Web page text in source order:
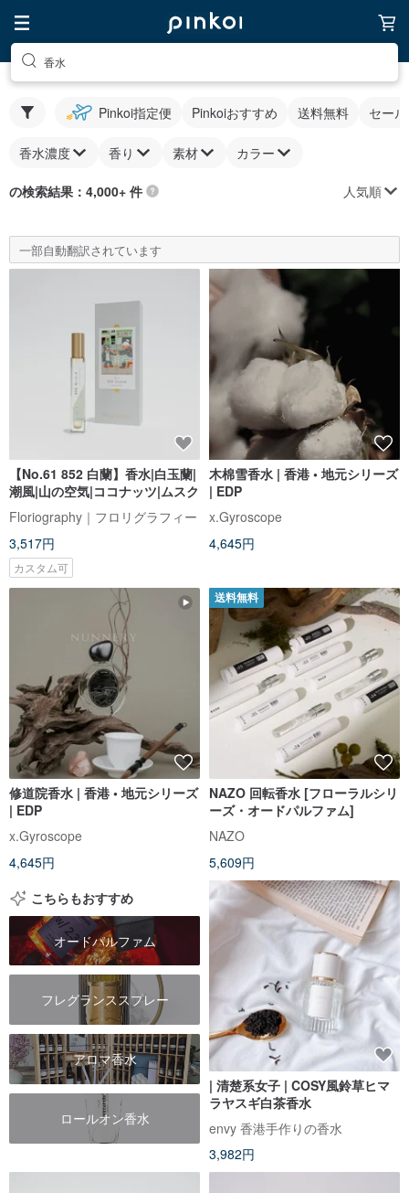
香水
Pinkoi指定便 Pinkoiおすすめ 送料無料 セー
香水濃度 香り 素材 カラー
の検索結果：4,000+ 件 人気順
一部自動翻訳されています
【No.61 852 白蘭】香水|白玉蘭|
潮風|山の空気|ココナッツ|ムスク
Floriography｜フロリグラフィー
3,517円
カスタム可
木棉雪香水 | 香港 • 地元シリーズ
| EDP
x.Gyroscope
4,645円
修道院香水 | 香港 • 地元シリーズ
| EDP
x.Gyroscope
4,645円
送料無料
NAZO 回転香水 [フローラルシリ
ーズ・オードパルファム]
NAZO
5,609円
こちらもおすすめ
オードパルファム
フレグランススプレー
アロマ香水
ロールオン香水
| 清楚系女子 | COSY風鈴草ヒマ
ラヤスギ白茶香水
envy 香港手作りの香水
3,982円